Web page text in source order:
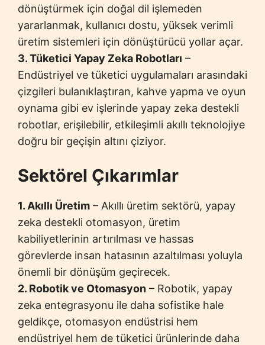
dönüştürmek için doğal dil işlemeden
yararlanmak, kullanıcı dostu, yüksek verimli
üretim sistemleri için dönüştürücü yollar açar.
3. Tüketici Yapay Zeka Robotları –
Endüstriyel ve tüketici uygulamaları arasındaki
çizgileri bulanıklaştıran, kahve yapma ve oyun
oynama gibi ev işlerinde yapay zeka destekli
robotlar, erişilebilir, etkileşimli akıllı teknolojiye
doğru bir geçişin altını çiziyor.
Sektörel Çıkarımlar
1. Akıllı Üretim – Akıllı üretim sektörü, yapay
zeka destekli otomasyon, üretim
kabiliyetlerinin artırılması ve hassas
görevlerde insan hatasının azaltılması yoluyla
önemli bir dönüşüm geçirecek.
2. Robotik ve Otomasyon – Robotik, yapay
zeka entegrasyonu ile daha sofistike hale
geldikçe, otomasyon endüstrisi hem
endüstriyel hem de tüketici ürünlerinde daha